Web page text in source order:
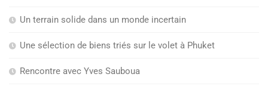
Un terrain solide dans un monde incertain
Une sélection de biens triés sur le volet à Phuket
Rencontre avec Yves Sauboua